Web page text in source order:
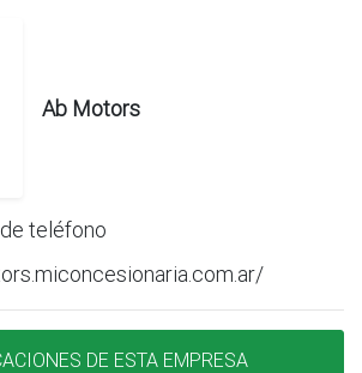
Ab Motors
teléfono
DE ESTA EMPRESA